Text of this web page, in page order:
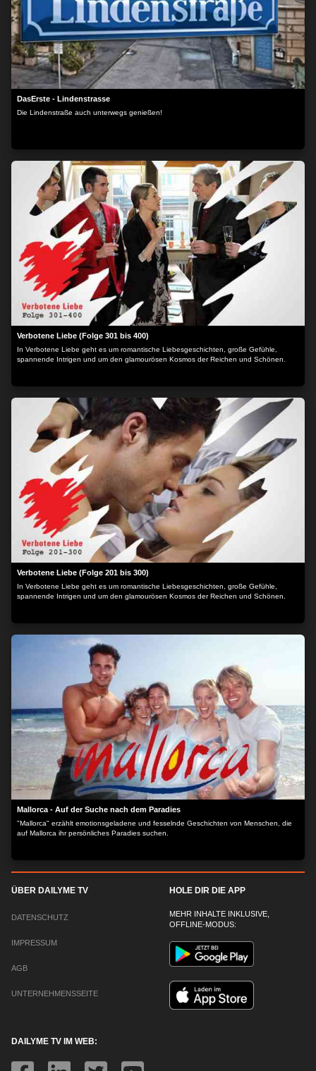
MEHR OPTIONEN
ZUSTIMMEN
DasErste - Lindenstrasse
Die Lindenstraße auch unterwegs genießen!
Verbotene Liebe (Folge 301 bis 400)
In Verbotene Liebe geht es um romantische Liebesgeschichten, große Gefühle,
spannende Intrigen und um den glamourösen Kosmos der Reichen und Schönen.
Verbotene Liebe (Folge 201 bis 300)
In Verbotene Liebe geht es um romantische Liebesgeschichten, große Gefühle,
spannende Intrigen und um den glamourösen Kosmos der Reichen und Schönen.
Mallorca - Auf der Suche nach dem Paradies
"Mallorca" erzählt emotionsgeladene und fesselnde Geschichten von Menschen, die
auf Mallorca ihr persönliches Paradies suchen.
ÜBER DAILYME TV
DATENSCHUTZ
IMPRESSUM
AGB
UNTERNEHMENSSEITE
HOLE DIR DIE APP
MEHR INHALTE INKLUSIVE,
OFFLINE-MODUS:
DAILYME TV IM WEB: